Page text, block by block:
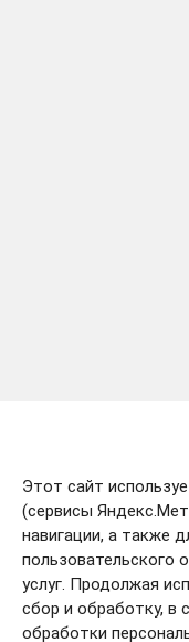
Этот сайт
(сервисы
навигации, а также
пользовательского
услуг. Продолжая
сбор и обработку, в
обработки